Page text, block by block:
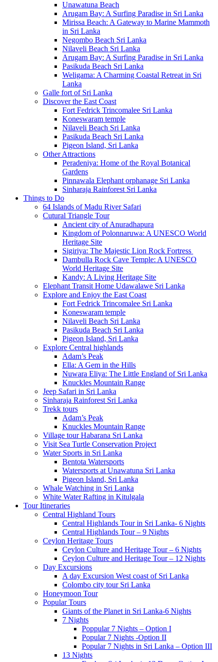
Unawatuna Beach
Arugam Bay: A Surfing Paradise in Sri Lanka
Mirissa Beach: A Gateway to Marine Mammoth
in Sri Lanka
Negombo Beach Sri Lanka
Nilaveli Beach Sri Lanka
Arugam Bay: A Surfing Paradise in Sri Lanka
Pasikuda Beach Sri Lanka
Weligama: A Charming Coastal Retreat in Sri
Lanka
Galle fort of Sri Lanka
Discover the East Coast
Fort Fedrick Trincomalee Sri Lanka
Koneswaram temple
Nilaveli Beach Sri Lanka
Pasikuda Beach Sri Lanka
Pigeon Island, Sri Lanka
Other Attractions
Peradeniya: Home of the Royal Botanical
Gardens
Pinnawala Elephant orphanage Sri Lanka
Sinharaja Rainforest Sri Lanka
Things to Do
64 Islands of Madu River Safari
Cutural Triangle Tour
Ancient city of Anuradhapura
Kingdom of Polonnaruwa: A UNESCO World
Heritage Site
Sigiriya: The Majestic Lion Rock Fortress
Dambulla Rock Cave Temple: A UNESCO
World Heritage Site
Kandy: A Living Heritage Site
Elephant Transit Home Udawalawe Sri Lanka
Explore and Enjoy the East Coast
Fort Fedrick Trincomalee Sri Lanka
Koneswaram temple
Nilaveli Beach Sri Lanka
Pasikuda Beach Sri Lanka
Pigeon Island, Sri Lanka
Explore Central highlands
Adam’s Peak
Ella: A Gem in the Hills
Nuwara Eliya: The Little England of Sri Lanka
Knuckles Mountain Range
Jeep Safari in Sri Lanka
Sinharaja Rainforest Sri Lanka
Trekk tours
Adam’s Peak
Knuckles Mountain Range
Village tour Habarana Sri Lanka
Visit Sea Turtle Conservation Project
Water Sports in Sri Lanka
Bentota Watersports
Watersports at Unawatuna Sri Lanka
Pigeon Island, Sri Lanka
Whale Watching in Sri Lanka
White Water Rafting in Kitulgala
Tour Itineraries
Central Highland Tours
Central Highlands Tour in Sri Lanka- 6 Nights
Central Highlands Tour – 9 Nights
Ceylon Heritage Tours
Ceylon Culture and Heritage Tour – 6 Nights
Ceylon Culture and Heritage Tour – 12 Nights
Day Excursions
A day Excursion West coast of Sri Lanka
Colombo city tour Sri Lanka
Honeymoon Tour
Popular Tours
Giants of the Planet in Sri Lanka-6 Nights
7 Nights
Poppular 7 Nights – Option I
Popular 7 Nights -Option II
Popular 7 Nights in Sri Lanka – Option III
13 Nights